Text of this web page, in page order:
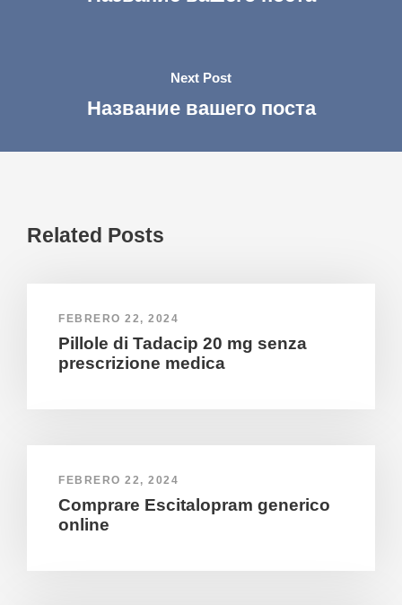
Next Post
Название вашего поста
Related Posts
FEBRERO 22, 2024
Pillole di Tadacip 20 mg senza
prescrizione medica
FEBRERO 22, 2024
Comprare Escitalopram generico
online